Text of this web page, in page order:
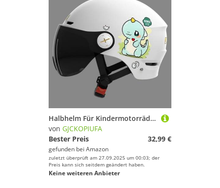
Halbhelm Für Kindermotorräder | Mit Sonnenblende | Rollerhelm Für Kinder | Jethelme | ECE 22.06 Zertifiziert | Für Jungen Und Mädchen Von 3–12 Jahren | E,45-55cm
von GJCKOPIUFA
Bester Preis
32,99 €
gefunden bei Amazon
zuletzt überprüft am 27.09.2025 um 00:03; der
Preis kann sich seitdem geändert haben.
Keine weiteren Anbieter